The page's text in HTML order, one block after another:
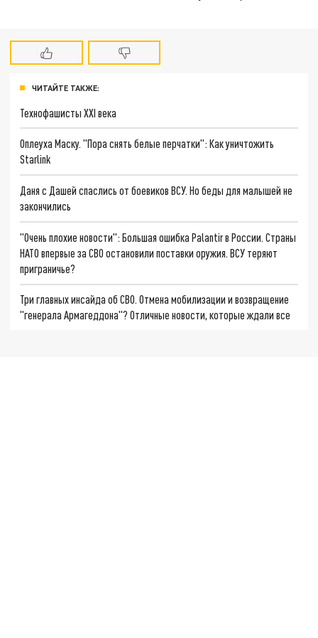
ЧИТАЙТЕ ТАКЖЕ:
Технофашисты XXI века
Оплеуха Маску. "Пора снять белые перчатки": Как уничтожить
Starlink
Даня с Дашей спаслись от боевиков ВСУ. Но беды для малышей не
закончились
"Очень плохие новости": Большая ошибка Palantir в России. Страны
НАТО впервые за СВО остановили поставки оружия. ВСУ теряют
приграничье?
Три главных инсайда об СВО. Отмена мобилизации и возвращение
"генерала Армагеддона"? Отличные новости, которые ждали все